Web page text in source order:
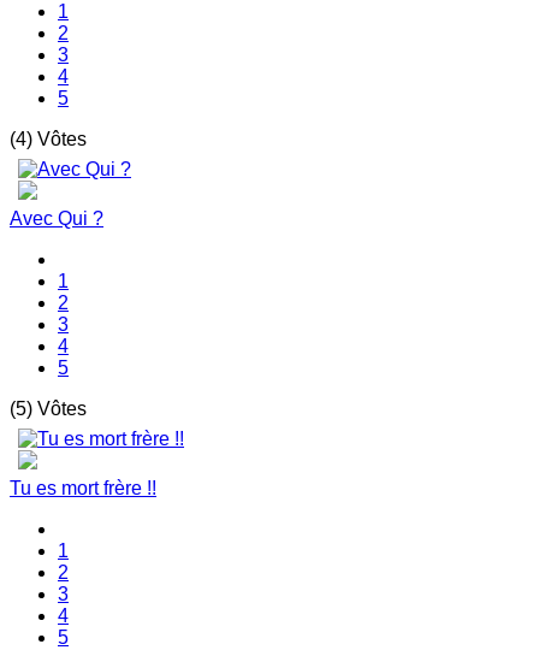
1
2
3
4
5
(4) Vôtes
Avec Qui ?
1
2
3
4
5
(5) Vôtes
Tu es mort frère !!
1
2
3
4
5